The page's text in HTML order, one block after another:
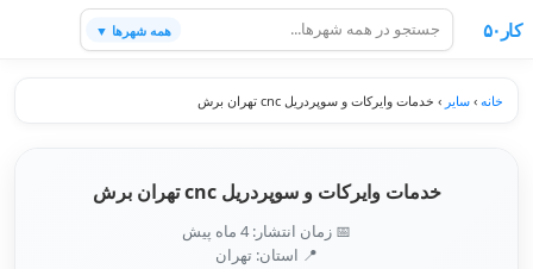
کار۵۰ همه شهرها ▼
خانه › سایر › خدمات وایرکات و سوپردریل cnc تهران برش
خدمات وایرکات و سوپردریل cnc تهران برش
📅 زمان انتشار: 4 ماه پیش
📍 استان: تهران